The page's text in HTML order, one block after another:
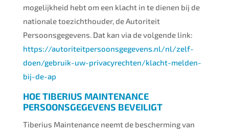
mogelijkheid hebt om een klacht in te dienen bij de
nationale toezichthouder, de Autoriteit
Persoonsgegevens. Dat kan via de volgende link:
https://autoriteitpersoonsgegevens.nl/nl/zelf-
doen/gebruik-uw-privacyrechten/klacht-melden-
bij-de-ap
HOE TIBERIUS MAINTENANCE
PERSOONSGEGEVENS BEVEILIGT
Tiberius Maintenance neemt de bescherming van